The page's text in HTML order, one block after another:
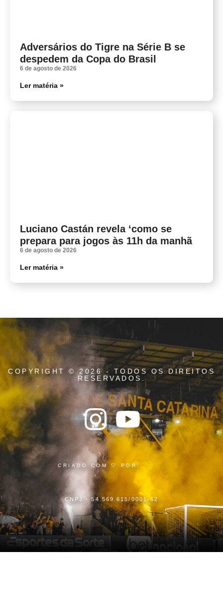
Adversários do Tigre na Série B se
despedem da Copa do Brasil
6 de agosto de 2026
Ler matéria »
Luciano Castán revela ‘como se
prepara para jogos às 11h da manhã
6 de agosto de 2026
Ler matéria »
COPYRIGHT © 2026 - TODOS OS DIREITOS
RESERVADOS.
CRIADO COM 🤍 POR:
CNPJ - 54.569.615/0001-62